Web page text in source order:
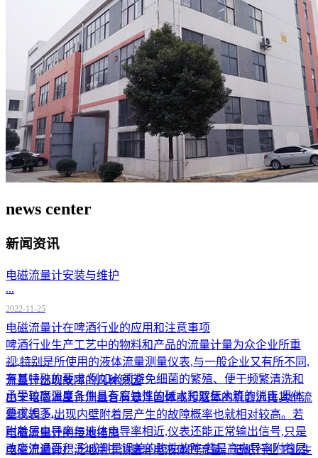
news center
新闻资讯
电磁流量计安装与维护
...
2022-11-25
电磁流量计在啤酒行业的应用和注意事项
​啤酒行业生产工艺中的物料和产品的流量计量为众企业所重
视,特别是所使用的液体流量测量仪表,与一般企业又有所不同,
有其特殊的要求,例如必须避免细菌的繁殖、便于频繁清洗和
承受较高温度条件具有腐蚀性的碱水和双氧水等的消毒,具体
要求如下...
2022-01-19
流量计出现故障的几种原因
由于电磁流量计测量含有悬浮固体或污脏体的机会远比其他流
量仪表多,出现内壁附着层产生的故障概率也就相对较高。若
附着层电导率与液体电导率相近,仪表还能正常输出信号,只是
改变流通面积,形成测量误差的隐性故障;若是高电导率附着层,
2022-01-19
电磁流量计的接地措施
电磁流量计广泛地用于测量导电液体的流量。造纸行业工业生